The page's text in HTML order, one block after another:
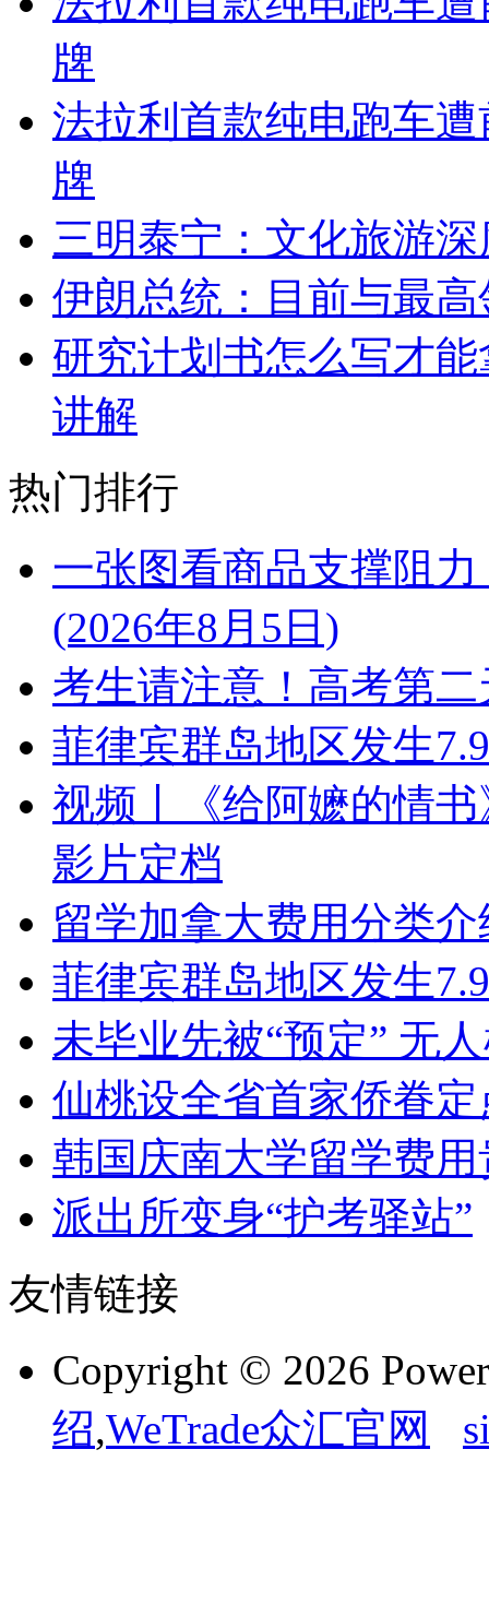
牌
法拉利首款纯电跑车
牌
三明泰宁：文化旅游
伊朗总统：目前与最
研究计划书怎么写才
讲解
热门排行
一张图看商品支撑阻
(2026年8月5日)
考生请注意！高考第
菲律宾群岛地区发生
视频丨《给阿嬷的情
影片‌定档
留学加拿大费用分类介
菲律宾群岛地区发生
未毕业先被“预定” 无
仙桃设全省首家侨眷
韩国庆南大学留学费
派出所变身“护考驿站”
友情链接
Copyright © 2026
绍,WeTrade众汇官网